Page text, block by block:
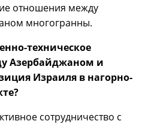
отношения между
многогранны.
техническое
Азербайджаном и
Израиля в нагорно-
сотрудничество с